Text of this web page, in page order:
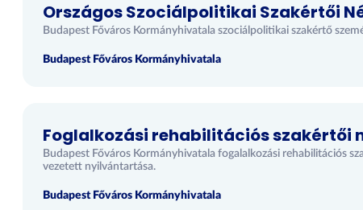
Országos Szociálpolitikai Szakértői
Budapest Főváros Kormányhivatala szociálpolitikai szakértő
Budapest Főváros Kormányhivatala
Foglalkozási rehabilitációs szakértői
Budapest Főváros Kormányhivatala fogalalkozási rehabilitációs
vezetett nyilvántartása.
Budapest Főváros Kormányhivatala